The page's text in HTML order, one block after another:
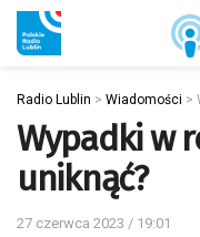
Radio Lublin > Wiadomości >
Wypadki w
uniknąć?
27 czerwca 2023 / 19:01